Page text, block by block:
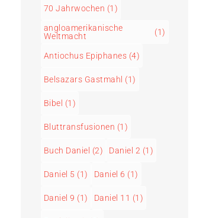
70 Jahrwochen (1)
angloamerikanische
Weltmacht
(1)
Antiochus Epiphanes (4)
Belsazars Gastmahl (1)
Bibel (1)
Bluttransfusionen (1)
Buch Daniel (2) Daniel 2 (1)
Daniel 5 (1) Daniel 6 (1)
Daniel 9 (1) Daniel 11 (1)